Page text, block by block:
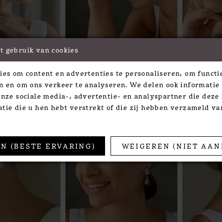
Westerleigh
STYLE #BR006S
STYLE
gebruik van cookies
om content en advertenties te personaliseren, om
en om ons verkeer te analyseren. We delen ook
sociale media-, advertentie- en analyspartner die deze
die u hen hebt verstrekt of die zij hebben verzameld
(BESTE ERVARING) WEIGEREN (NIET